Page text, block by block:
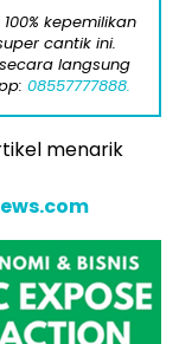
kepemilikan
cantik ini.
langsung
08557777888.
menarik